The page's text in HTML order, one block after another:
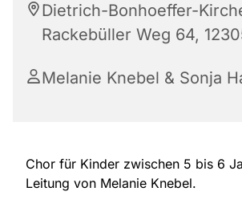
Dietrich-Bonhoeffer-
Rackebüller Weg 64,
Melanie Knebel & Sonja
Chor für Kinder zwischen 5 bis 6
Leitung von Melanie Knebel.